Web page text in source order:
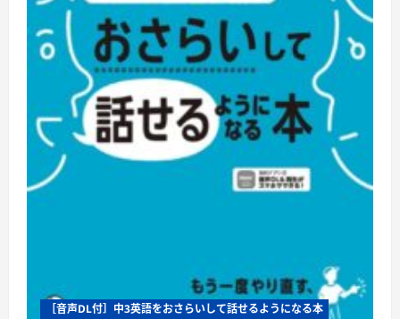
［音声DL付］中3英語をおさらいして話せるようになる本